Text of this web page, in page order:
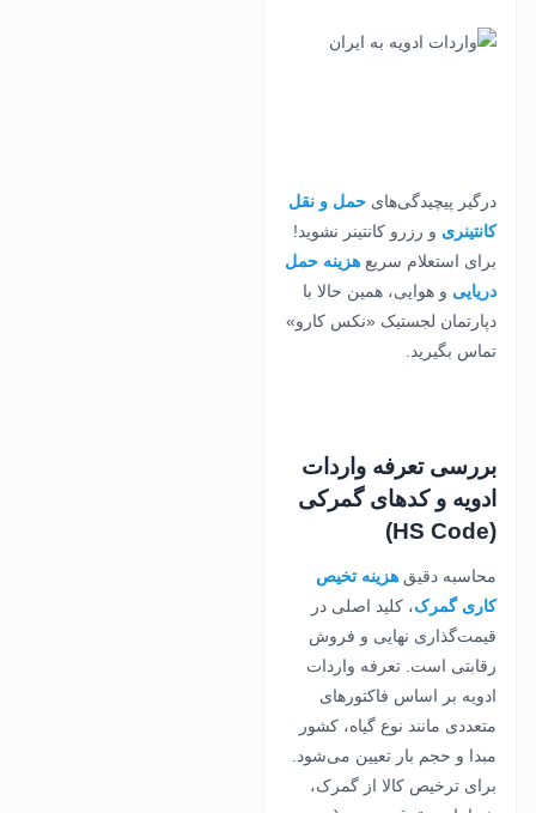
درگیر پیچیدگی‌های حمل‌ و نقل
کانتینری و رزرو کانتینر نشوید!
برای استعلام سریعهزینه حمل
دریایی و هوایی، همین حالا با
دپارتمان لجستیک «نکس کارو»
تماس بگیرید.
بررسی تعرفه واردات
ادویه و کدهای گمرکی
(HS Code)
محاسبه دقیقهزینه‌ تخیص
کاری گمرک، کلید اصلی در
قیمت‌گذاری نهایی و فروش
رقابتی است. تعرفه واردات
ادویه بر اساس فاکتورهای
متعددی مانند نوع گیاه، کشور
مبدا و حجم بار تعیین می‌شود.
برای ترخیص کالا از گمرک،